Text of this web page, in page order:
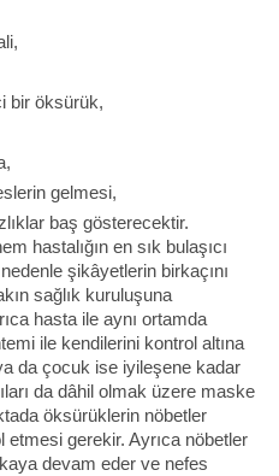
bir öksürük,
gelmesi,
baş gösterecektir.
hastalığın en sık bulaşıcı
şikâyetlerin birkaçını
sağlık kuruluşuna
hasta ile aynı ortamda
ile kendilerini kontrol altına
da çocuk ise iyileşene kadar
da dâhil olmak üzere maske
öksürüklerin nöbetler
etmesi gerekir. Ayrıca nöbetler
devam eder ve nefes